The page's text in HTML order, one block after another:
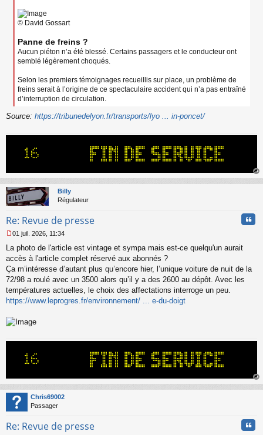
© David Gossart
Panne de freins ?
Aucun piéton n’a été blessé. Certains passagers et le conducteur ont
semblé légèrement choqués.
Selon les premiers témoignages recueillis sur place, un problème de
freins serait à l’origine de ce spectaculaire accident qui n’a pas entraîné
d’interruption de circulation.
Source: https://tribunedelyon.fr/transports/lyo ... in-poncet/
au
Billy
Régulateur
Re: Revue de presse
e
s
s
a
g
e
n
n
l
01 juil. 2026, 11:34
La photo de l'article est vintage et sympa mais est-ce quelqu'un aurait
accès à l'article complet réservé aux abonnés ?
Ça m’intéresse d’autant plus qu’encore hier, l’unique voiture de nuit de la
72/98 a roulé avec un 3500 alors qu’il y a des 2600 au dépôt. Avec les
températures actuelles, le choix des affectations interroge un peu.
https://www.leprogres.fr/environnement/ ... e-du-doigt
au
Chris69002
Passager
Re: Revue de presse